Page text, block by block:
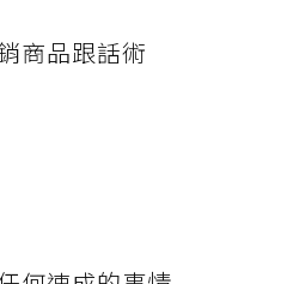
商品跟話術